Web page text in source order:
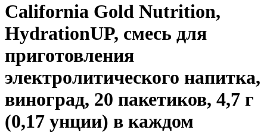
California Gold Nutrition,
HydrationUP, смесь для
приготовления
электролитического напитка,
виноград, 20 пакетиков, 4,7 г
(0,17 унции) в каждом